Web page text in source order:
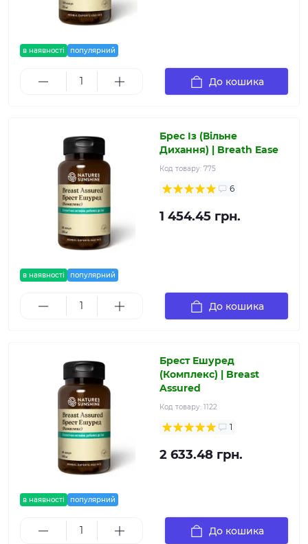
в наявності популярний
До кошика
в наявності популярний
Брес Із (Вільне
Дихання) | Breath Ease
Код товару: 775
6
1 454.45 грн.
До кошика
в наявності популярний
Брест Ешуред
(Комплекс) | Breast
Assured
Код товару: 1122
1
2 633.48 грн.
До кошика